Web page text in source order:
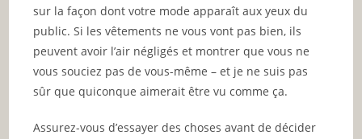
sur la façon dont votre mode apparaît aux yeux du
public. Si les vêtements ne vous vont pas bien, ils
peuvent avoir l’air négligés et montrer que vous ne
vous souciez pas de vous-même – et je ne suis pas
sûr que quiconque aimerait être vu comme ça.
Assurez-vous d’essayer des choses avant de décider